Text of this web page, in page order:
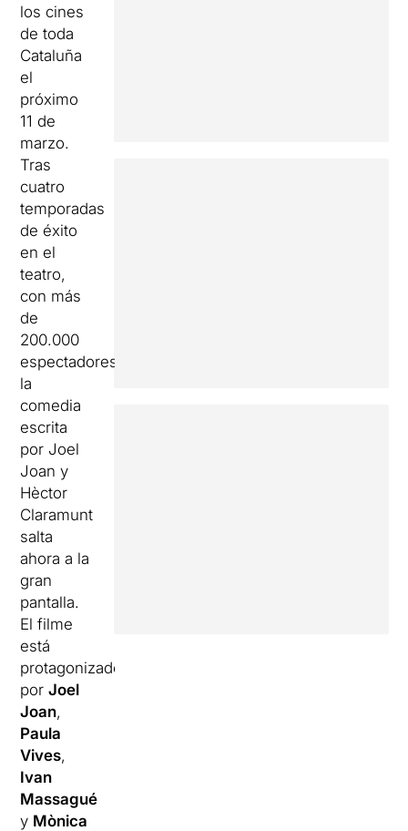
los cines
de toda
Cataluña
el
próximo
11 de
marzo.
Tras
cuatro
temporadas
de éxito
en el
teatro,
con más
de
200.000
espectadores,
la
comedia
escrita
por Joel
Joan y
Hèctor
Claramunt
salta
ahora a la
gran
pantalla.
El filme
está
protagonizado
porJoel
Joan,
Paula
Vives,
Ivan
Massagué
y Mònica